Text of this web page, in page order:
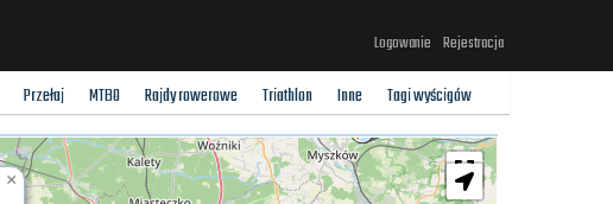
Logowanie Rejestracja
Przełaj MTBO Rajdy rowerowe Triathlon Inne Tagi wyścigów
×